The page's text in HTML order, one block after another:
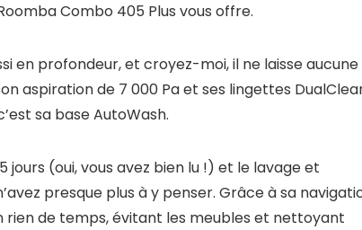
Combo 405 Plus vous offre.
en profondeur, et croyez-moi, il ne laisse aucune
aspiration de 7 000 Pa et ses lingettes
sa base AutoWash.
jours (oui, vous avez bien lu !) et le lavage et
presque plus à y penser. Grâce à sa
rien de temps, évitant les meubles et nettoyant